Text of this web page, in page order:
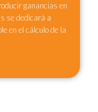
ganancias en
se dedicará a
en el cálculo de la